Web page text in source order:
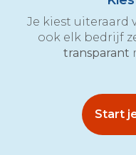
Je kiest uiteraard
ook elk bedrijf
transparant
Start